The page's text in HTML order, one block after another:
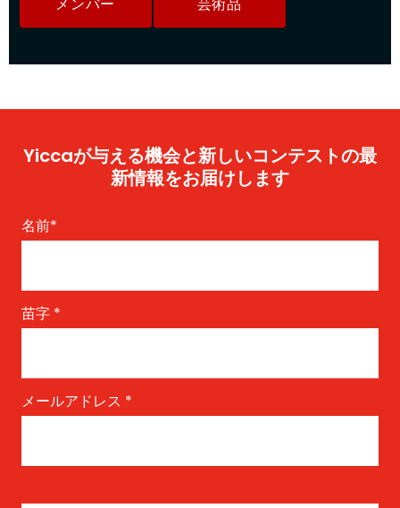
Yiccaが与える機会と新しいコンテストの最
新情報をお届けします
名前*
苗字 *
メールアドレス *